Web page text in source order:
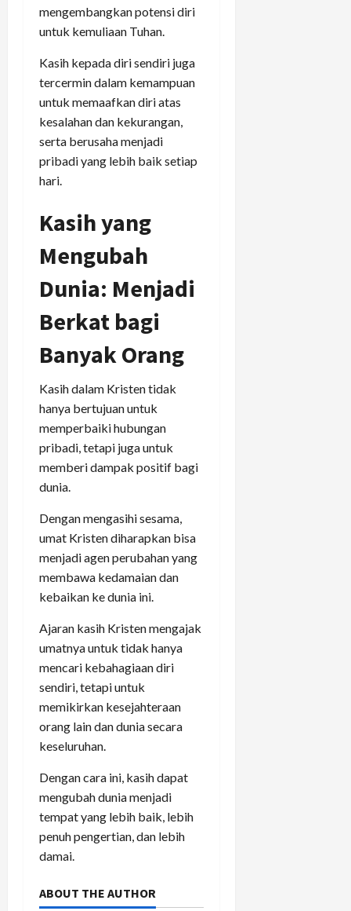
mengembangkan potensi diri
untuk kemuliaan Tuhan.
Kasih kepada diri sendiri juga
tercermin dalam kemampuan
untuk memaafkan diri atas
kesalahan dan kekurangan,
serta berusaha menjadi
pribadi yang lebih baik setiap
hari.
Kasih yang
Mengubah
Dunia: Menjadi
Berkat bagi
Banyak Orang
Kasih dalam Kristen tidak
hanya bertujuan untuk
memperbaiki hubungan
pribadi, tetapi juga untuk
memberi dampak positif bagi
dunia.
Dengan mengasihi sesama,
umat Kristen diharapkan bisa
menjadi agen perubahan yang
membawa kedamaian dan
kebaikan ke dunia ini.
Ajaran kasih Kristen mengajak
umatnya untuk tidak hanya
mencari kebahagiaan diri
sendiri, tetapi untuk
memikirkan kesejahteraan
orang lain dan dunia secara
keseluruhan.
Dengan cara ini, kasih dapat
mengubah dunia menjadi
tempat yang lebih baik, lebih
penuh pengertian, dan lebih
damai.
ABOUT THE AUTHOR